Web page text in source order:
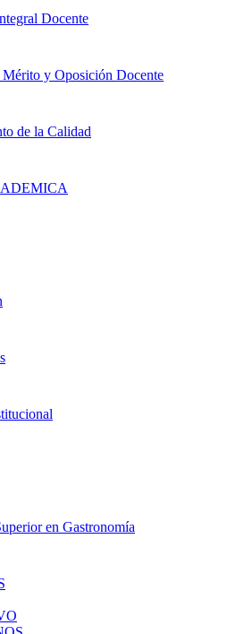
Docente
Mérito y Oposición Docente
de la Calidad
en Gastronomía